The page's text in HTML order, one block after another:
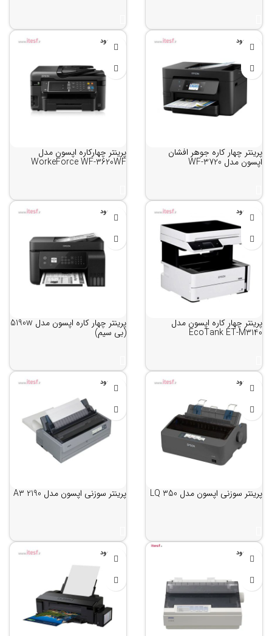
ناموجود
پرینتر چهار کاره جوهر افشان
اپسون مدل WF-3720
ناموجود
پرینتر چهارکاره اپسون مدل
WorkeForce WF-3620WF
ناموجود
پرینتر چهار کاره اپسون مدل
EcoTank ET-M3140
ناموجود
پرینتر چهار کاره اپسون مدل 5190w
(بی سیم)
ناموجود
پرینتر سوزنی اپسون مدل LQ 350
ناموجود
پرینتر سوزنی اپسون مدل 2190 A3
ناموجود ناموجود